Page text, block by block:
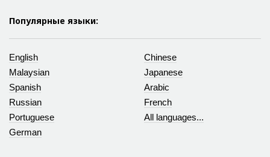
Популярные языки:
English
Malaysian
Chinese
Japanese
Spanish
Russian
Arabic
French
Portuguese
German
All languages...